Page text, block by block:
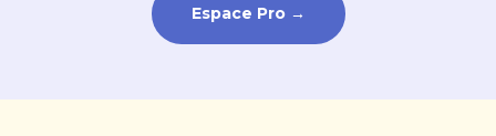
Espace Pro →